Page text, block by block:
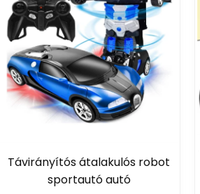
Távirányítós átalakulós robot
sportautó autó